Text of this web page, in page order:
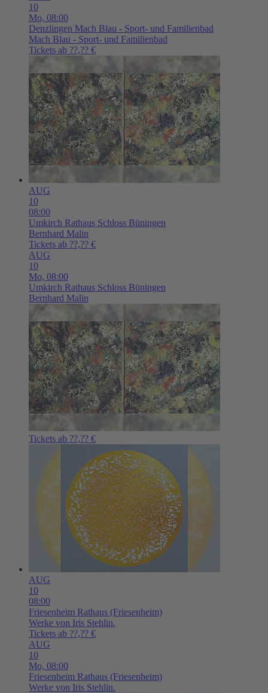
10
Mo, 08:00
Denzlingen Mach Blau - Sport- und Familienbad
Mach Blau - Sport- und Familienbad
Tickets ab ??,?? €
AUG
10
08:00
Umkirch Rathaus Schloss Büningen
Bernhard Malin
Tickets ab ??,?? €
AUG
10
Mo, 08:00
Umkirch Rathaus Schloss Büningen
Bernhard Malin
Tickets ab ??,?? €
AUG
10
08:00
Friesenheim Rathaus (Friesenheim)
Werke von Iris Stehlin.
Tickets ab ??,?? €
AUG
10
Mo, 08:00
Friesenheim Rathaus (Friesenheim)
Werke von Iris Stehlin.